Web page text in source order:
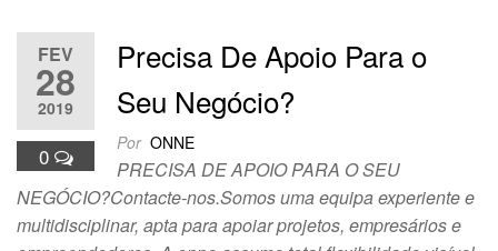
FEV
28
2019
0
Precisa De Apoio Para o
Seu Negócio?
Por ONNE
PRECISA DE APOIO PARA O SEU
NEGÓCIO?Contacte-nos.Somos uma equipa experiente e
multidisciplinar, apta para apoiar projetos, empresários e